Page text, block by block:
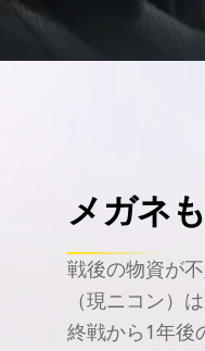
メガネも
戦後の物資が
（現ニコン）は
終戦から 1年後